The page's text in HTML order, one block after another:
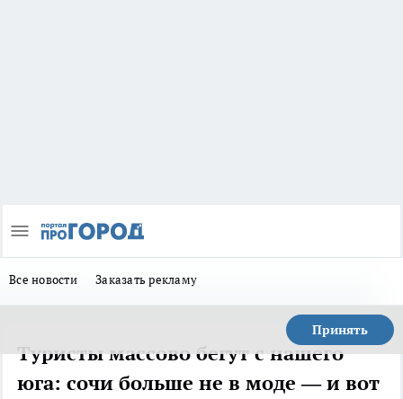
Все новости Заказать рекламу
Принять
Туристы массово бегут с нашего
юга: сочи больше не в моде — и вот